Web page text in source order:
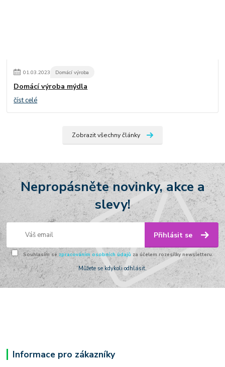
01.03.2023 Domácí výroba
Domácí výroba mýdla
číst celé
Zobrazit všechny články
Nepropásněte novinky, akce a
slevy!
Přihlásit se
Souhlasím se zpracováním osobních údajů za účelem rozesílky newsletteru.
Můžete se kdykoli odhlásit.
Informace pro zákazníky